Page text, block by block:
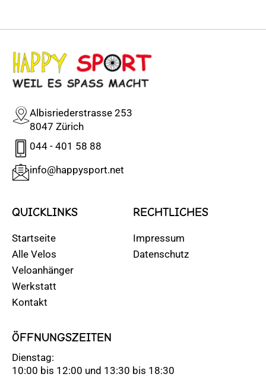
Albisriederstrasse 253
8047 Zürich
044 - 401 58 88
info@happysport.net
QUICKLINKS
Startseite
Alle Velos
Veloanhänger
Werkstatt
Kontakt
RECHTLICHES
Impressum
Datenschutz
ÖFFNUNGSZEITEN
Dienstag:
10:00 bis 12:00 und 13:30 bis 18:30